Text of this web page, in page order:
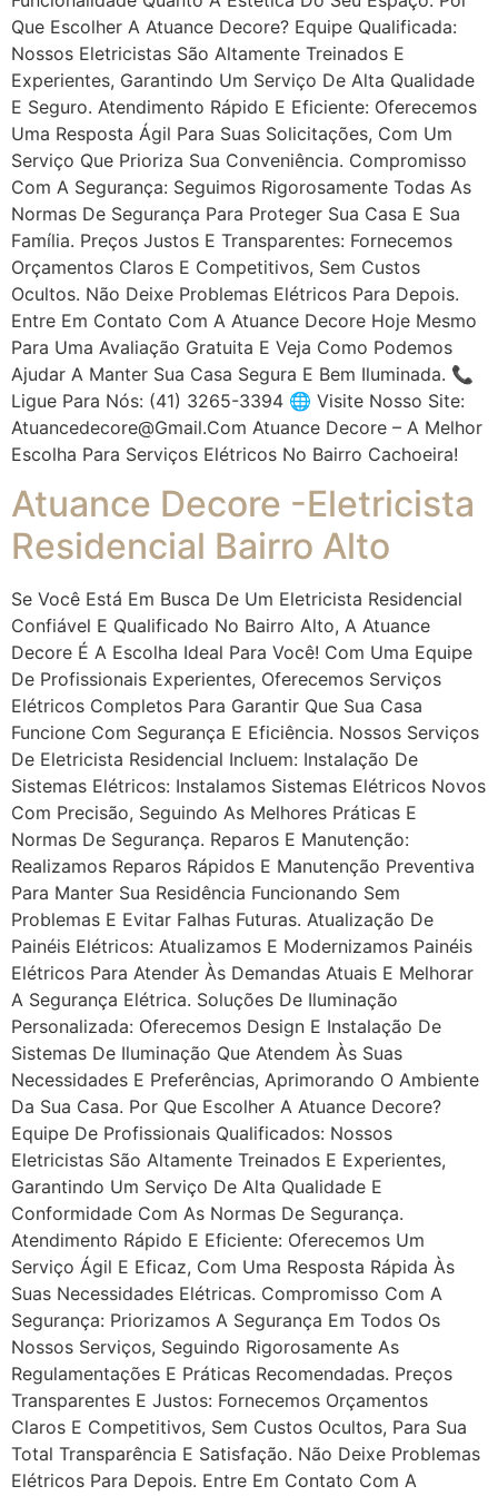
Que Escolher A Atuance Decore? Equipe Qualificada:
Nossos Eletricistas São Altamente Treinados E
Experientes, Garantindo Um Serviço De Alta Qualidade
E Seguro. Atendimento Rápido E Eficiente: Oferecemos
Uma Resposta Ágil Para Suas Solicitações, Com Um
Serviço Que Prioriza Sua Conveniência. Compromisso
Com A Segurança: Seguimos Rigorosamente Todas As
Normas De Segurança Para Proteger Sua Casa E Sua
Família. Preços Justos E Transparentes: Fornecemos
Orçamentos Claros E Competitivos, Sem Custos
Ocultos. Não Deixe Problemas Elétricos Para Depois.
Entre Em Contato Com A Atuance Decore Hoje Mesmo
Para Uma Avaliação Gratuita E Veja Como Podemos
Ajudar A Manter Sua Casa Segura E Bem Iluminada. 📞
Ligue Para Nós: (41) 3265-3394 🌐 Visite Nosso Site:
Atuancedecore@gmail.com Atuance Decore – A Melhor
Escolha Para Serviços Elétricos No Bairro Cachoeira!
Atuance Decore -Eletricista
Residencial Bairro Alto
Se Você Está Em Busca De Um Eletricista Residencial
Confiável E Qualificado No Bairro Alto, A Atuance
Decore É A Escolha Ideal Para Você! Com Uma Equipe
De Profissionais Experientes, Oferecemos Serviços
Elétricos Completos Para Garantir Que Sua Casa
Funcione Com Segurança E Eficiência. Nossos Serviços
De Eletricista Residencial Incluem: Instalação De
Sistemas Elétricos: Instalamos Sistemas Elétricos Novos
Com Precisão, Seguindo As Melhores Práticas E
Normas De Segurança. Reparos E Manutenção:
Realizamos Reparos Rápidos E Manutenção Preventiva
Para Manter Sua Residência Funcionando Sem
Problemas E Evitar Falhas Futuras. Atualização De
Painéis Elétricos: Atualizamos E Modernizamos Painéis
Elétricos Para Atender Às Demandas Atuais E Melhorar
A Segurança Elétrica. Soluções De Iluminação
Personalizada: Oferecemos Design E Instalação De
Sistemas De Iluminação Que Atendem Às Suas
Necessidades E Preferências, Aprimorando O Ambiente
Da Sua Casa. Por Que Escolher A Atuance Decore?
Equipe De Profissionais Qualificados: Nossos
Eletricistas São Altamente Treinados E Experientes,
Garantindo Um Serviço De Alta Qualidade E
Conformidade Com As Normas De Segurança.
Atendimento Rápido E Eficiente: Oferecemos Um
Serviço Ágil E Eficaz, Com Uma Resposta Rápida Às
Suas Necessidades Elétricas. Compromisso Com A
Segurança: Priorizamos A Segurança Em Todos Os
Nossos Serviços, Seguindo Rigorosamente As
Regulamentações E Práticas Recomendadas. Preços
Transparentes E Justos: Fornecemos Orçamentos
Claros E Competitivos, Sem Custos Ocultos, Para Sua
Total Transparência E Satisfação. Não Deixe Problemas
Elétricos Para Depois. Entre Em Contato Com A